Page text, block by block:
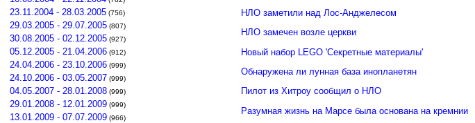
23.11.2004 - 28.03.2005 (756)
29.03.2005 - 29.07.2005 (807)
30.08.2005 - 02.12.2005 (927)
05.12.2005 - 21.04.2006 (912)
24.04.2006 - 23.10.2006 (999)
24.10.2006 - 03.05.2007 (999)
04.05.2007 - 28.01.2008 (999)
29.01.2008 - 12.01.2009 (999)
13.01.2009 - 07.07.2009 (966)
НЛО заметили над Лос-Анджелесом
НЛО замечен возле церкви
Новый набор LEGO 'Секретные материалы'
Обнаружена ли лунная база инопланетян
Пилот из Хитроу сообщил о НЛО
Разумная жизнь на Марсе была основана на кремнии